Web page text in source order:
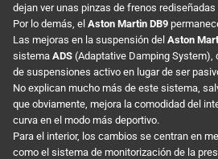
dejan ver unas pinzas de frenos
Por lo demás, el Aston Martin DB9
Las mejoras en la suspensión del Aston
sistema ADS (Adaptative Damping System),
de suspensiones activo en lugar de ser
No explican mucho más de este sistema,
que obviamente, mejora la comodidad del
curva en el modo más deportivo.
Para el interior, los cambios se centran en
como el sistema de monitorización de la